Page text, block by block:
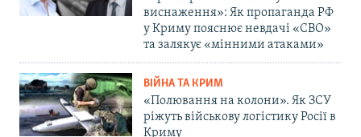
виснаження»: Як пропаганда РФ
у Криму пояснює невдачі «СВО»
та залякує «мінними атаками»
ВІЙНА ТА КРИМ
«Полювання на колони». Як ЗСУ
ріжуть військову логістику Росії в
Криму